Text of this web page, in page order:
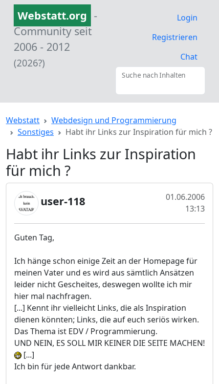
Webstatt.org -
Community seit
2006 - 2012
(2026?)
Login
Registrieren
Chat
Suche nach Inhalten
Webstatt
Webdesign und Programmierung
Sonstiges
Habt ihr Links zur Inspiration für mich ?
Habt ihr Links zur Inspiration
für mich ?
user-118
01.06.2006
13:13
Guten Tag,
Ich hänge schon einige Zeit an der Homepage für
meinen Vater und es wird aus sämtlich Ansätzen
leider nicht Gescheites, deswegen wollte ich mir
hier mal nachfragen.
[...] Kennt ihr vielleicht Links, die als Inspiration
dienen könnten; Links, die auf euch seriös wirken.
Das Thema ist EDV / Programmierung.
UND NEIN, ES SOLL MIR KEINER DIE SEITE MACHEN!
[...]
Ich bin für jede Antwort dankbar.